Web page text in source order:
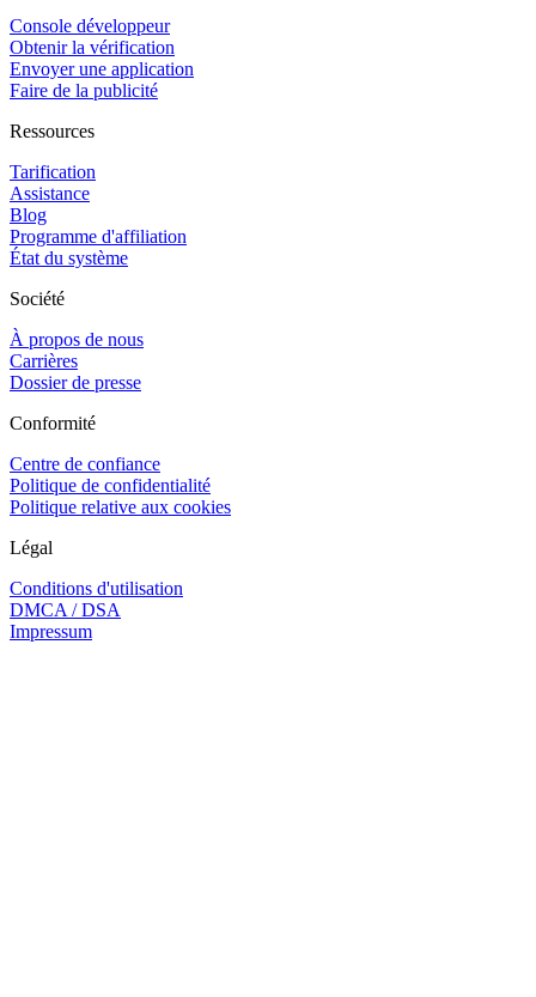
Console développeur
Obtenir la vérification
Envoyer une application
Faire de la publicité
Ressources
Tarification
Assistance
Blog
Programme d'affiliation
État du système
Société
À propos de nous
Carrières
Dossier de presse
Conformité
Centre de confiance
Politique de confidentialité
Politique relative aux cookies
Légal
Conditions d'utilisation
DMCA / DSA
Impressum